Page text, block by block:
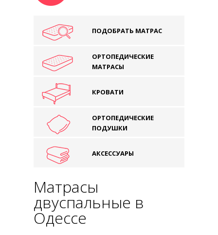
ПОДОБРАТЬ МАТРАС
ОРТОПЕДИЧЕСКИЕ
МАТРАСЫ
КРОВАТИ
ОРТОПЕДИЧЕСКИЕ
ПОДУШКИ
АКСЕССУАРЫ
Матрасы
двуспальные в
Одессе